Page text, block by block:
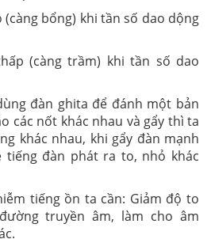
bổng) khi tần số dao dộng
(càng trầm) khi tần số dao
đàn ghita để đánh một bản
các nốt khác nhau và gẩy thì ta
khác nhau, khi gẩy đàn mạnh
tiếng đàn phát ra to, nhỏ khác
tiếng ồn ta cần: Giảm độ to
truyền âm, làm cho âm